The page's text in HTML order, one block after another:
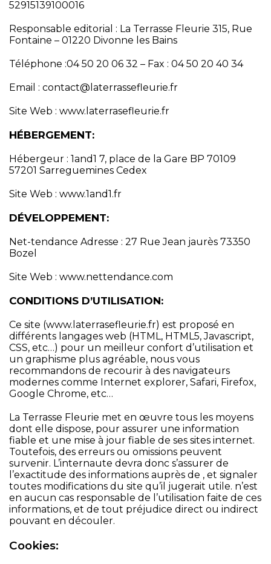
52915139100016
Responsable editorial : La Terrasse Fleurie 315, Rue
Fontaine – 01220 Divonne les Bains
Téléphone :04 50 20 06 32 – Fax : 04 50 20 40 34
Email : contact@laterrassefleurie.fr
Site Web : www.laterrasefleurie.fr
HÉBERGEMENT:
Hébergeur : 1and1 7, place de la Gare BP 70109
57201 Sarreguemines Cedex
Site Web : www.1and1.fr
DÉVELOPPEMENT:
Net-tendance Adresse : 27 Rue Jean jaurès 73350
Bozel
Site Web : www.nettendance.com
CONDITIONS D’UTILISATION:
Ce site (www.laterrasefleurie.fr) est proposé en
différents langages web (HTML, HTML5, Javascript,
CSS, etc…) pour un meilleur confort d’utilisation et
un graphisme plus agréable, nous vous
recommandons de recourir à des navigateurs
modernes comme Internet explorer, Safari, Firefox,
Google Chrome, etc…
La Terrasse Fleurie met en œuvre tous les moyens
dont elle dispose, pour assurer une information
fiable et une mise à jour fiable de ses sites internet.
Toutefois, des erreurs ou omissions peuvent
survenir. L’internaute devra donc s’assurer de
l’exactitude des informations auprès de , et signaler
toutes modifications du site qu’il jugerait utile. n’est
en aucun cas responsable de l’utilisation faite de ces
informations, et de tout préjudice direct ou indirect
pouvant en découler.
Cookies: